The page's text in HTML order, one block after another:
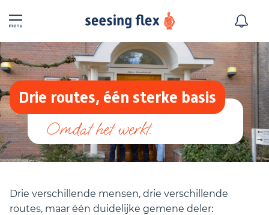
Drie routes, één sterke basis
Drie verschillende mensen, drie verschillende
routes, maar één duidelijke gemene deler: